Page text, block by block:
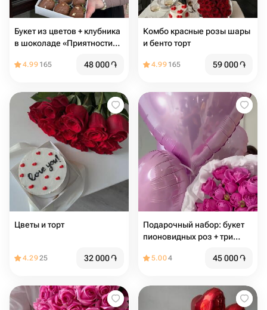
Букет из цветов + клубника
в шоколаде «Приятности
4.99 165 48 000֏
Комбо красные розы шары
и бенто торт
4.99 165 59 000֏
Цветы и торт
4.2925 32 000֏
Подарочный набор: букет
пионовидных роз + три
5.004 45 000֏